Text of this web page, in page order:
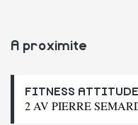
A proximite
FITNESS ATTITUDE
2 AV PIERRE